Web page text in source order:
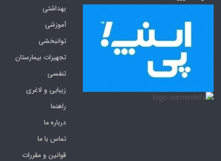
بهداشتی
آموزشی
توانبخشی
تجهیزات بیمارستان
تنفسی
زیبایی و لاغری
راهنما
درباره ما
تماس با ما
قوانین و مقررات